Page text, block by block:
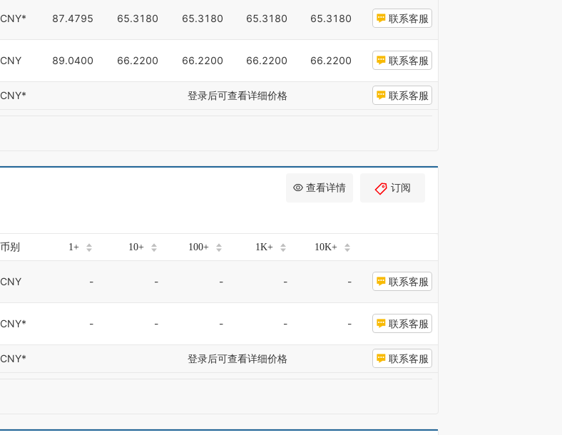
CNY* 87.4795 65.3180 65.3180 65.3180 65.3180 联系客服
CNY 89.0400 66.2200 66.2200 66.2200 66.2200 联系客服
CNY* 登录后可查看详细价格 联系客服
查看详情 订阅
币别 1+ 10+ 100+ 1K+ 10K+
CNY - - - - - 联系客服
CNY* - - - - - 联系客服
CNY* 登录后可查看详细价格 联系客服